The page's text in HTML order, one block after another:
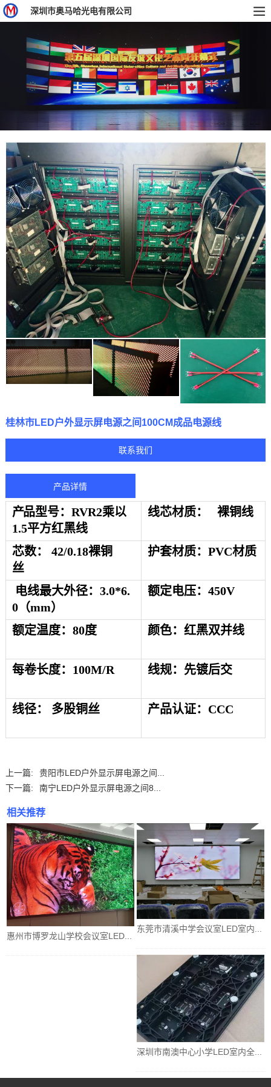
深圳市奥马哈光电有限公司
桂林市LED户外显示屏电源之间100CM成品电源线
联系我们
产品详情
产 品型号：RVR2乘以
1.5平方红黑线
线芯材质： 裸铜线
芯数：
42/0.18裸铜
丝
护套材质： PVC材质
电线最大外径： 3.0*6.
0（mm）
额定电压： 450V
额定温度： 80度 颜色： 红黑双并线
每卷长度： 100M/R 线规： 先镀后交
线径： 多股铜丝 产品认证： CCC
上一篇:
贵阳市LED户外显示屏电源之间...
下一篇:
南宁LED户外显示屏电源之间8...
相关推荐
惠州市博罗龙山学校会议室LED...
东莞市清溪中学会议室LED室内...
深圳市南澳中心小学LED室内全...